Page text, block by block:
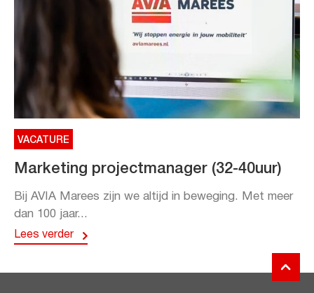
VACATURE
Marketing projectmanager (32-40uur)
Bij AVIA Marees zijn we altijd in beweging. Met meer
dan 100 jaar...
Lees verder